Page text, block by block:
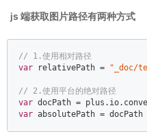
js 端获取图片路径有两种方式
// 1.使用相对路径
var relativePath = "_doc/
// 2.使用平台的绝对路径
var docPath =
var absolutePath = docPath